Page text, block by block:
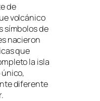
de
volcánico
símbolos de
nacieron
que
la isla
diferente